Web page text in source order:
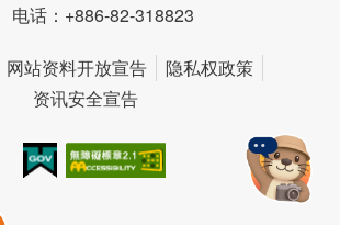
电话：+886-82-318823
网站资料开放宣告
隐私权政策
资讯安全宣告